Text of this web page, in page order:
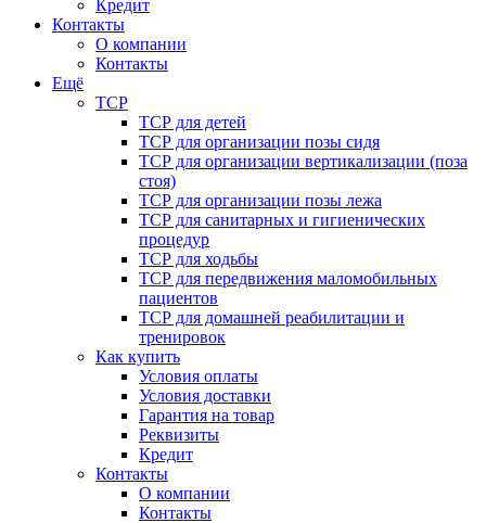
Кредит
Контакты
О компании
Контакты
Ещё
ТСР
ТСР для детей
ТСР для организации позы сидя
ТСР для организации вертикализации (поза
стоя)
ТСР для организации позы лежа
ТСР для санитарных и гигиенических
процедур
ТСР для ходьбы
ТСР для передвижения маломобильных
пациентов
ТСР для домашней реабилитации и
тренировок
Как купить
Условия оплаты
Условия доставки
Гарантия на товар
Реквизиты
Кредит
Контакты
О компании
Контакты